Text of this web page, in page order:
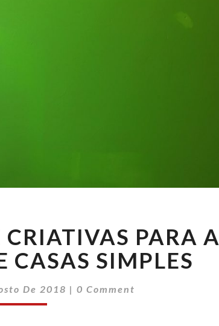
BARATAS
CRIATIVAS
A
PARA A
CASAS SIMPLES
De 2018 |Comments
0 Comment